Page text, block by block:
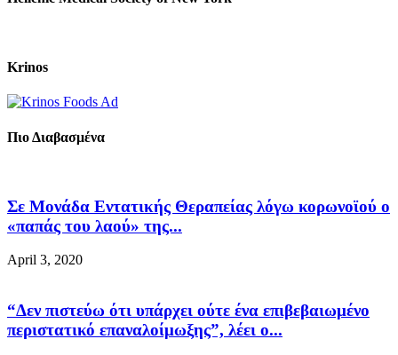
Krinos
Πιο Διαβασμένα
Σε Μονάδα Εντατικής Θεραπείας λόγω κορωνοϊού ο
«παπάς του λαού» της...
April 3, 2020
“Δεν πιστεύω ότι υπάρχει ούτε ένα επιβεβαιωμένο
περιστατικό επαναλοίμωξης”, λέει ο...